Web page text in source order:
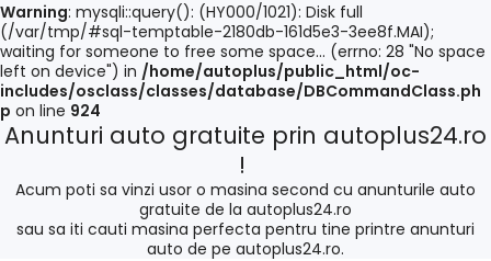
Warning: mysqli::query(): (HY000/1021): Disk full
(/var/tmp/#sql-temptable-2180db-161d5e3-3ee8f.MAI);
waiting for someone to free some space... (errno: 28 "No space
left on device") in /home/autoplus/public_html/oc-
includes/osclass/classes/database/DBCommandClass.ph
p on line 924
Anunturi auto gratuite prin autoplus24.ro
!
Acum poti sa vinzi usor o masina second cu anunturile auto
gratuite de la autoplus24.ro
sau sa iti cauti masina perfecta pentru tine printre anunturi
auto de pe autoplus24.ro.